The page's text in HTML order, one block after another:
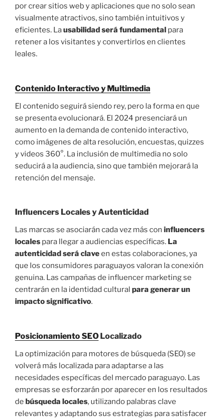
por crear sitios web y aplicaciones que no solo sean
visualmente atractivos, sino también intuitivos y
eficientes. Lausabilidad será fundamental para
retener a los visitantes y convertirlos en clientes
leales.
Contenido Interactivo y Multimedia
El contenido seguirá siendo rey, pero la forma en que
se presenta evolucionará. El 2024 presenciará un
aumento en la demanda de contenido interactivo,
como imágenes de alta resolución, encuestas, quizzes
y videos 360°. La inclusión de multimedia no solo
seducirá a la audiencia, sino que también mejorará la
retención del mensaje.
Influencers Locales y Autenticidad
Las marcas se asociarán cada vez más con influencers
locales para llegar a audiencias específicas. La
autenticidad será claveen estas colaboraciones, ya
que los consumidores paraguayos valoran la conexión
genuina. Las campañas de influencer marketing se
centrarán en la identidad cultural para generar un
impacto significativo.
Posicionamiento SEO Localizado
La optimización para motores de búsqueda (SEO) se
volverá más localizada para adaptarse a las
necesidades específicas del mercado paraguayo. Las
empresas se esforzarán por aparecer en los resultados
de búsqueda locales, utilizando palabras clave
relevantes y adaptando sus estrategias para satisfacer